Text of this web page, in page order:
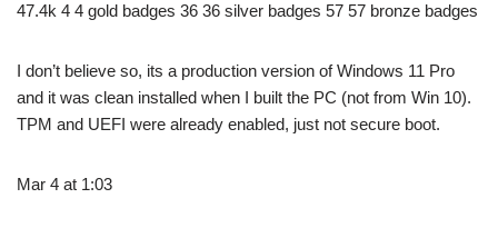
47.4k 4 4 gold badges 36 36 silver badges 57 57 bronze badges
I don’t believe so, its a production version of Windows 11 Pro
and it was clean installed when I built the PC (not from Win 10).
TPM and UEFI were already enabled, just not secure boot.
Mar 4 at 1:03